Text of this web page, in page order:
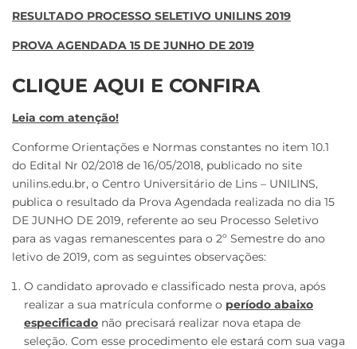
RESULTADO PROCESSO SELETIVO UNILINS 2019
PROVA AGENDADA 15 DE JUNHO DE 2019
CLIQUE AQUI E CONFIRA
Leia com atenção!
Conforme Orientações e Normas constantes no item 10.1
do Edital Nr 02/2018 de 16/05/2018, publicado no site
unilins.edu.br, o Centro Universitário de Lins – UNILINS,
publica o resultado da Prova Agendada realizada no dia 15
DE JUNHO DE 2019, referente ao seu Processo Seletivo
para as vagas remanescentes para o 2º Semestre do ano
letivo de 2019, com as seguintes observações:
O candidato aprovado e classificado nesta prova, após
realizar a sua matrícula conforme o período abaixo
especificado não precisará realizar nova etapa de
seleção. Com esse procedimento ele estará com sua vaga